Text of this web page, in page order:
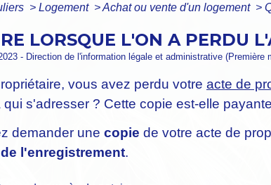
> Logement >Achat ou vente d'un logement >
LORSQUE L'ON A PERDU
- Direction de l'information légale et administrative (Première
vous avez perdu votre acte de
qui s'adresser ? Cette copie est-elle
demander une copie de votre acte de
l'enregistrement.